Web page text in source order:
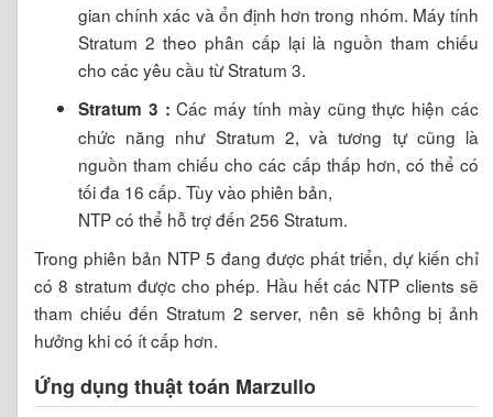
gian chính xác và ổn định hơn trong nhóm. Máy tính
Stratum 2 theo phân cấp lại là nguồn tham chiếu
cho các yêu cầu từ Stratum 3.
Stratum 3 : Các máy tính mày cũng thực hiện các
chức năng như Stratum 2, và tương tự cũng là
nguồn tham chiếu cho các cấp thấp hơn, có thể có
tối đa 16 cấp. Tùy vào phiên bản,
NTP có thể hỗ trợ đến 256 Stratum.
Trong phiên bản NTP 5 đang được phát triển, dự kiến chỉ
có 8 stratum được cho phép. Hầu hết các NTP clients sẽ
tham chiếu đến Stratum 2 server, nên sẽ không bị ảnh
hưởng khi có ít cấp hơn.
Ứng dụng thuật toán Marzullo